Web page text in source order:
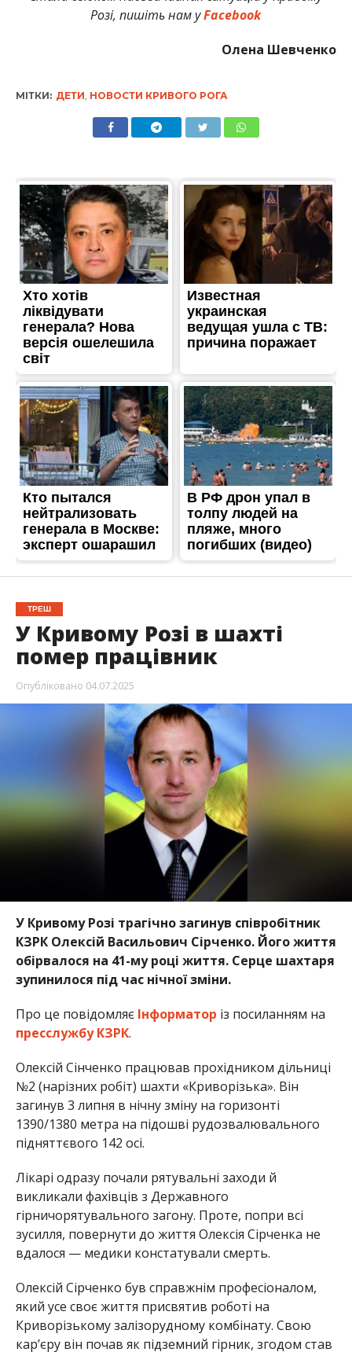
Розі, пишіть нам уFacebook
Олена Шевченко
МІТКИ: ДЕТИ НОВОСТИ КРИВОГО РОГА
ТРЕШ
У Кривому Розі в шахті
помер працівник
Опубліковано 04.07.2025
У Кривому Розі трагічно загинув співробітник
КЗРК Олексій Васильович Сірченко. Його життя
обірвалося на 41-му році життя. Серце шахтаря
зупинилося під час нічної зміни.
Про це повідомляє Інформатор із посиланням на
пресслужбу КЗРК.
Олексій Сінченко працював прохідником дільниці
№2 (нарізних робіт) шахти «Криворізька». Він
загинув 3 липня в нічну зміну на горизонті
1390/1380 метра на підошві рудозвалювального
підняттєвого 142 осі.
Лікарі одразу почали рятувальні заходи й
викликали фахівців з Державного
гірничорятувального загону. Проте, попри всі
зусилля, повернути до життя Олексія Сірченка не
вдалося — медики констатували смерть.
Олексій Сірченко був справжнім професіоналом,
який усе своє життя присвятив роботі на
Криворізькому залізорудному комбінату. Свою
кар’єру він почав як підземний гірник, згодом став